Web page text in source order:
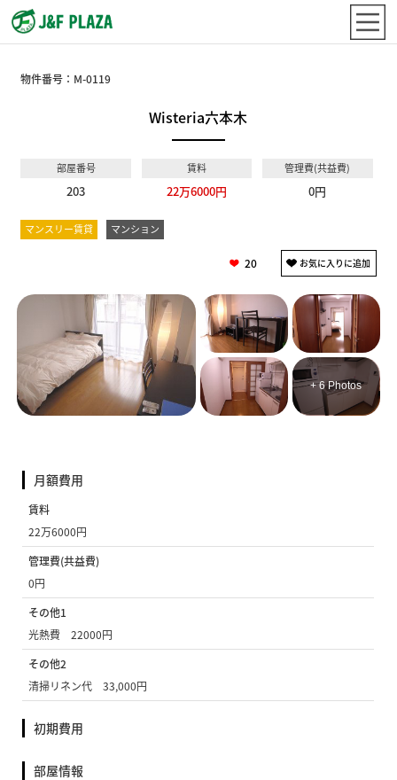
物件番号： M-0119
Wisteria六本木
部屋番号
203
賃料
22万6000円
管理費(共益費)
0円
マンスリー賃貸 マンション
20
+ 6 Photos
月額費用
賃料
22万6000円
管理費(共益費)
0円
その他1
光熱費 22000円
その他2
清掃リネン代 33,000円
初期費用
部屋情報